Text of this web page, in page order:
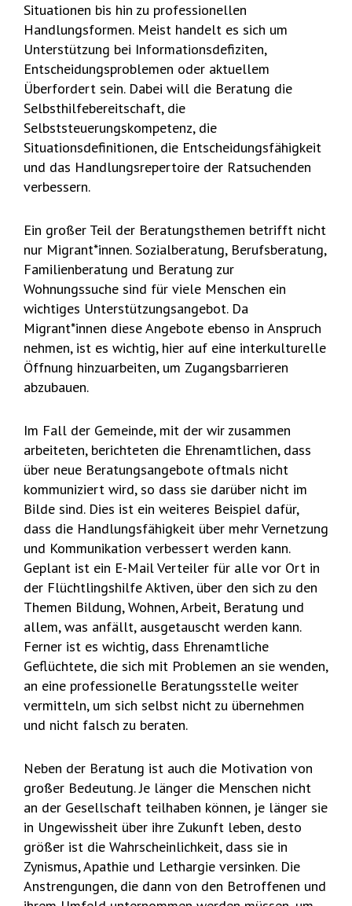
Situationen bis hin zu professionellen
Handlungsformen. Meist handelt es sich um
Unterstützung bei Informationsdefiziten,
Entscheidungsproblemen oder aktuellem
Überfordert sein. Dabei will die Beratung die
Selbsthilfebereitschaft, die
Selbststeuerungskompetenz, die
Situationsdefinitionen, die Entscheidungsfähigkeit
und das Handlungsrepertoire der Ratsuchenden
verbessern.
Ein großer Teil der Beratungsthemen betrifft nicht
nur Migrant*innen. Sozialberatung, Berufsberatung,
Familienberatung und Beratung zur
Wohnungssuche sind für viele Menschen ein
wichtiges Unterstützungsangebot. Da
Migrant*innen diese Angebote ebenso in Anspruch
nehmen, ist es wichtig, hier auf eine interkulturelle
Öffnung hinzuarbeiten, um Zugangsbarrieren
abzubauen.
Im Fall der Gemeinde, mit der wir zusammen
arbeiteten, berichteten die Ehrenamtlichen, dass
über neue Beratungsangebote oftmals nicht
kommuniziert wird, so dass sie darüber nicht im
Bilde sind. Dies ist ein weiteres Beispiel dafür,
dass die Handlungsfähigkeit über mehr Vernetzung
und Kommunikation verbessert werden kann.
Geplant ist ein E-Mail Verteiler für alle vor Ort in
der Flüchtlingshilfe Aktiven, über den sich zu den
Themen Bildung, Wohnen, Arbeit, Beratung und
allem, was anfällt, ausgetauscht werden kann.
Ferner ist es wichtig, dass Ehrenamtliche
Geflüchtete, die sich mit Problemen an sie wenden,
an eine professionelle Beratungsstelle weiter
vermitteln, um sich selbst nicht zu übernehmen
und nicht falsch zu beraten.
Neben der Beratung ist auch die Motivation von
großer Bedeutung. Je länger die Menschen nicht
an der Gesellschaft teilhaben können, je länger sie
in Ungewissheit über ihre Zukunft leben, desto
größer ist die Wahrscheinlichkeit, dass sie in
Zynismus, Apathie und Lethargie versinken. Die
Anstrengungen, die dann von den Betroffenen und